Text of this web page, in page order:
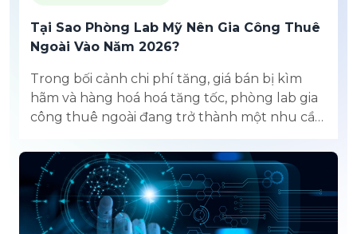
Tại Sao Phòng Lab Mỹ Nên Gia Công Thuê
Ngoài Vào Năm 2026?
Trong bối cảnh chi phí tăng, giá bán bị kìm
hãm và hàng hoá hoá tăng tốc, phòng lab gia
công thuê ngoài đang trở thành một nhu cầu
bước vào năm 2026.